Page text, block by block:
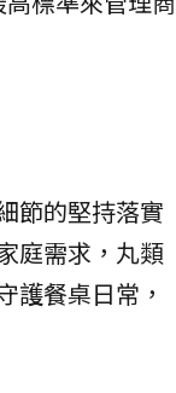
節的堅持落實
庭需求，丸類
護餐桌日常，